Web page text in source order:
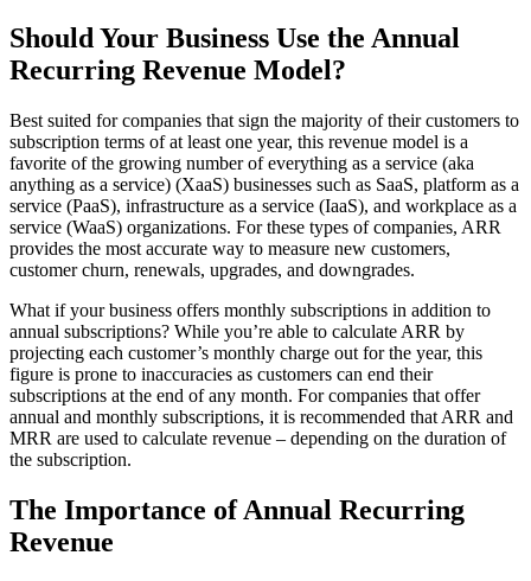
Should Your Business Use the Annual
Recurring Revenue Model?
Best suited for companies that sign the majority of their customers to
subscription terms of at least one year, this revenue model is a
favorite of the growing number of everything as a service (aka
anything as a service) (XaaS) businesses such as SaaS, platform as a
service (PaaS), infrastructure as a service (IaaS), and workplace as a
service (WaaS) organizations. For these types of companies, ARR
provides the most accurate way to measure new customers,
customer churn, renewals, upgrades, and downgrades.
What if your business offers monthly subscriptions in addition to
annual subscriptions? While you’re able to calculate ARR by
projecting each customer’s monthly charge out for the year, this
figure is prone to inaccuracies as customers can end their
subscriptions at the end of any month. For companies that offer
annual and monthly subscriptions, it is recommended that ARR and
MRR are used to calculate revenue – depending on the duration of
the subscription.
The Importance of Annual Recurring
Revenue